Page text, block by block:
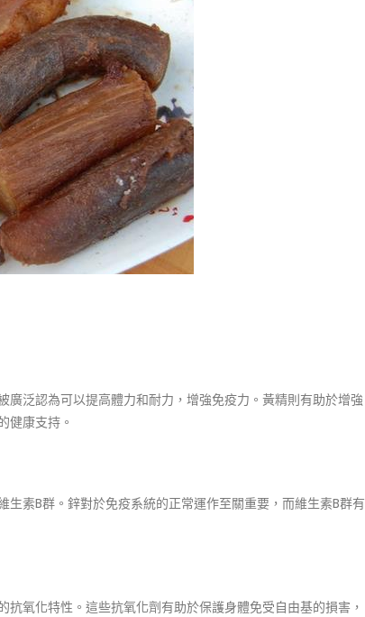
泛認為可以提高體力和耐力，增強免疫力。黃精則有助於增強
健康支持。
素B群。鋅對於免疫系統的正常運作至關重要，而維生素B群有
氧化特性。這些抗氧化劑有助於保護身體免受自由基的損害，